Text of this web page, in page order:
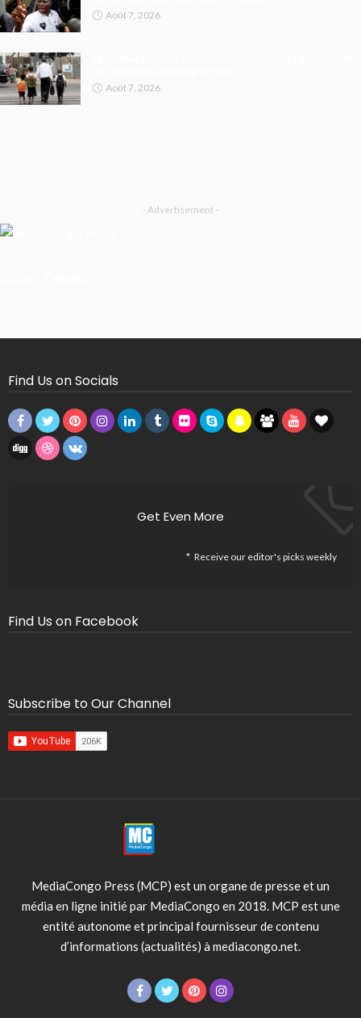
Août 7, 2026
Août 7, 2026
- Advertisement -
Find Us on Socials
Get Even More
Receive our editor's picks weekly
Find Us on Facebook
Subscribe to Our Channel
MediaCongo Press (MCP) est un organe de presse et un
média en ligne initié par MediaCongo en 2018. MCP est une
entité autonome et principal fournisseur de contenu
d’informations (actualités) à mediacongo.net.